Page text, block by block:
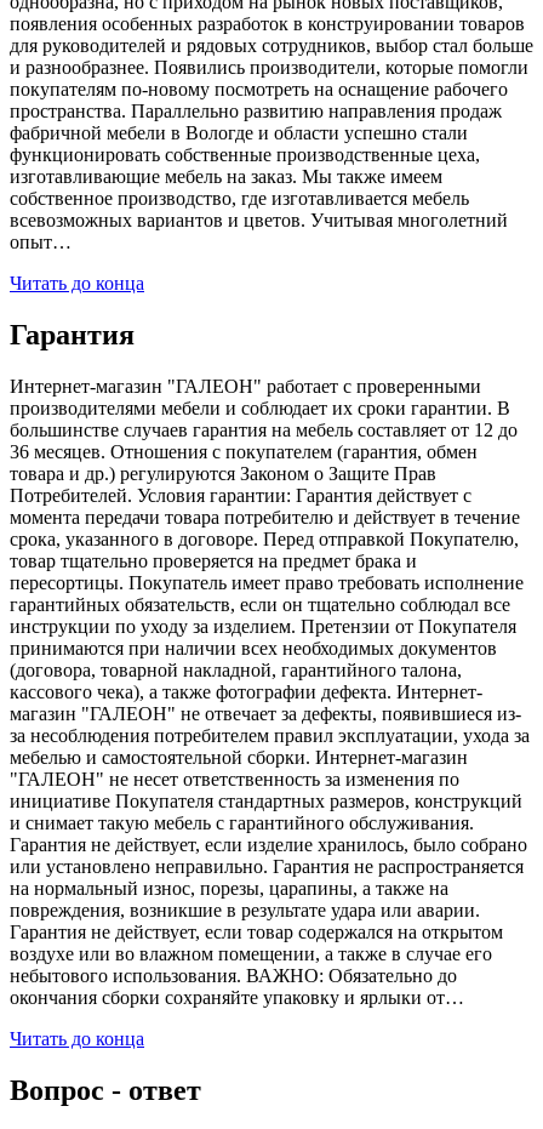
появления особенных разработок в конструировании товаров
для руководителей и рядовых сотрудников, выбор стал больше
и разнообразнее. Появились производители, которые помогли
покупателям по-новому посмотреть на оснащение рабочего
пространства. Параллельно развитию направления продаж
фабричной мебели в Вологде и области успешно стали
функционировать собственные производственные цеха,
изготавливающие мебель на заказ. Мы также имеем
собственное производство, где изготавливается мебель
всевозможных вариантов и цветов. Учитывая многолетний
опыт…
Читать до конца
Гарантия
Интернет-магазин "ГАЛЕОН" работает с проверенными
производителями мебели и соблюдает их сроки гарантии. В
большинстве случаев гарантия на мебель составляет от 12 до
36 месяцев. Отношения с покупателем (гарантия, обмен
товара и др.) регулируются Законом о Защите Прав
Потребителей. Условия гарантии: Гарантия действует с
момента передачи товара потребителю и действует в течение
срока, указанного в договоре. Перед отправкой Покупателю,
товар тщательно проверяется на предмет брака и
пересортицы. Покупатель имеет право требовать исполнение
гарантийных обязательств, если он тщательно соблюдал все
инструкции по уходу за изделием. Претензии от Покупателя
принимаются при наличии всех необходимых документов
(договора, товарной накладной, гарантийного талона,
кассового чека), а также фотографии дефекта. Интернет-
магазин "ГАЛЕОН" не отвечает за дефекты, появившиеся из-
за несоблюдения потребителем правил эксплуатации, ухода за
мебелью и самостоятельной сборки. Интернет-магазин
"ГАЛЕОН" не несет ответственность за изменения по
инициативе Покупателя стандартных размеров, конструкций
и снимает такую мебель с гарантийного обслуживания.
Гарантия не действует, если изделие хранилось, было собрано
или установлено неправильно. Гарантия не распространяется
на нормальный износ, порезы, царапины, а также на
повреждения, возникшие в результате удара или аварии.
Гарантия не действует, если товар содержался на открытом
воздухе или во влажном помещении, а также в случае его
небытового использования. ВАЖНО: Обязательно до
окончания сборки сохраняйте упаковку и ярлыки от…
Читать до конца
Вопрос - ответ